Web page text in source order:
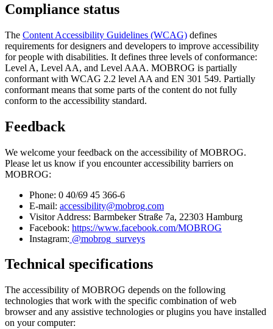
Compliance status
The Content Accessibility Guidelines (WCAG) defines
requirements for designers and developers to improve accessibility
for people with disabilities. It defines three levels of conformance:
Level A, Level AA, and Level AAA. MOBROG is partially
conformant with WCAG 2.2 level AA and EN 301 549. Partially
conformant means that some parts of the content do not fully
conform to the accessibility standard.
Feedback
We welcome your feedback on the accessibility of MOBROG.
Please let us know if you encounter accessibility barriers on
MOBROG:
Phone: 0 40/69 45 366-6
E-mail: accessibility@mobrog.com
Visitor Address: Barmbeker Straße 7a, 22303 Hamburg
Facebook: https://www.facebook.com/MOBROG
Instagram: @mobrog_surveys
Technical specifications
The accessibility of MOBROG depends on the following
technologies that work with the specific combination of web
browser and any assistive technologies or plugins you have installed
on your computer: